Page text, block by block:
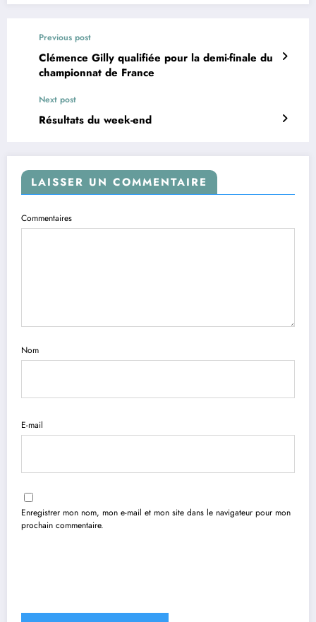
Previous post
Clémence Gilly qualifiée pour la demi-finale du
championnat de France
Next post
Résultats du week-end
LAISSER UN COMMENTAIRE
Commentaires
Nom
E-mail
Enregistrer mon nom, mon e-mail et mon site dans le navigateur pour mon
prochain commentaire.